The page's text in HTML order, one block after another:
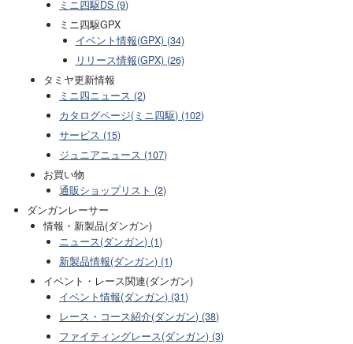
ミニ四駆DS (9)
ミニ四駆GPX
イベント情報(GPX) (34)
リリース情報(GPX) (26)
タミヤ更新情報
ミニ四ニュース (2)
カタログページ(ミニ四駆) (102)
サービス (15)
ジュニアニュース (107)
お買い物
通販ショップリスト (2)
ダンガンレーサー
情報・新製品(ダンガン)
ニュース(ダンガン) (1)
新製品情報(ダンガン) (1)
イベント・レース関連(ダンガン)
イベント情報(ダンガン) (31)
レース・コース紹介(ダンガン) (38)
ファイティングレース(ダンガン) (3)